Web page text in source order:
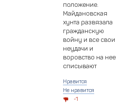
положение.
Майдановская
хунта развязала
гражданскую
войну и все свои
неудачи и
воровство на нее
списывают
Нравится
Не нравится
1